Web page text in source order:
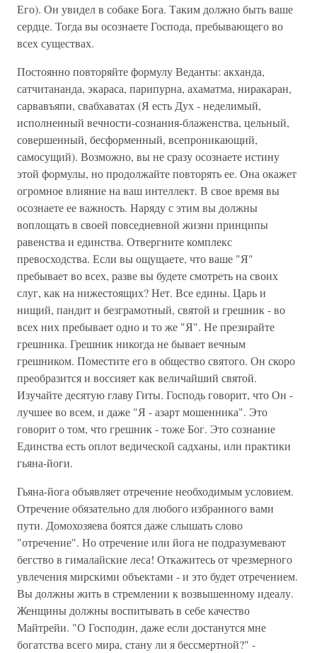
Его). Он увидел в собаке Бога. Таким должно быть ваше
сердце. Тогда вы осознаете Господа, пребывающего во
всех существах.
Постоянно повторяйте формулу Веданты: акханда,
сатчитананда, экараса, парипурна, ахаматма, ниракаран,
сарвавъяпи, свабхаватах (Я есть Дух - неделимый,
исполненный вечности-сознания-блаженства, цельный,
совершенный, бесформенный, всепроникающий,
самосущий). Возможно, вы не сразу осознаете истину
этой формулы, но продолжайте повторять ее. Она окажет
огромное влияние на ваш интеллект. В свое время вы
осознаете ее важность. Наряду с этим вы должны
воплощать в своей повседневной жизни принципы
равенства и единства. Отвергните комплекс
превосходства. Если вы ощущаете, что ваше "Я"
пребывает во всех, разве вы будете смотреть на своих
слуг, как на нижестоящих? Нет. Все едины. Царь и
нищий, пандит и безграмотный, святой и грешник - во
всех них пребывает одно и то же "Я". Не презирайте
грешника. Грешник никогда не бывает вечным
грешником. Поместите его в общество святого. Он скоро
преобразится и воссияет как величайший святой.
Изучайте десятую главу Гиты. Господь говорит, что Он -
лучшее во всем, и даже "Я - азарт мошенника". Это
говорит о том, что грешник - тоже Бог. Это сознание
Единства есть оплот ведической садханы, или практики
гьяна-йоги.
Гьяна-йога объявляет отречение необходимым условием.
Отречение обязательно для любого избранного вами
пути. Домохозяева боятся даже слышать слово
"отречение". Но отречение или йога не подразумевают
бегство в гималайские леса! Откажитесь от чрезмерного
увлечения мирскими объектами - и это будет отречением.
Вы должны жить в стремлении к возвышенному идеалу.
Женщины должны воспитывать в себе качество
Майтрейи. "О Господин, даже если достанутся мне
богатства всего мира, стану ли я бессмертной?" -